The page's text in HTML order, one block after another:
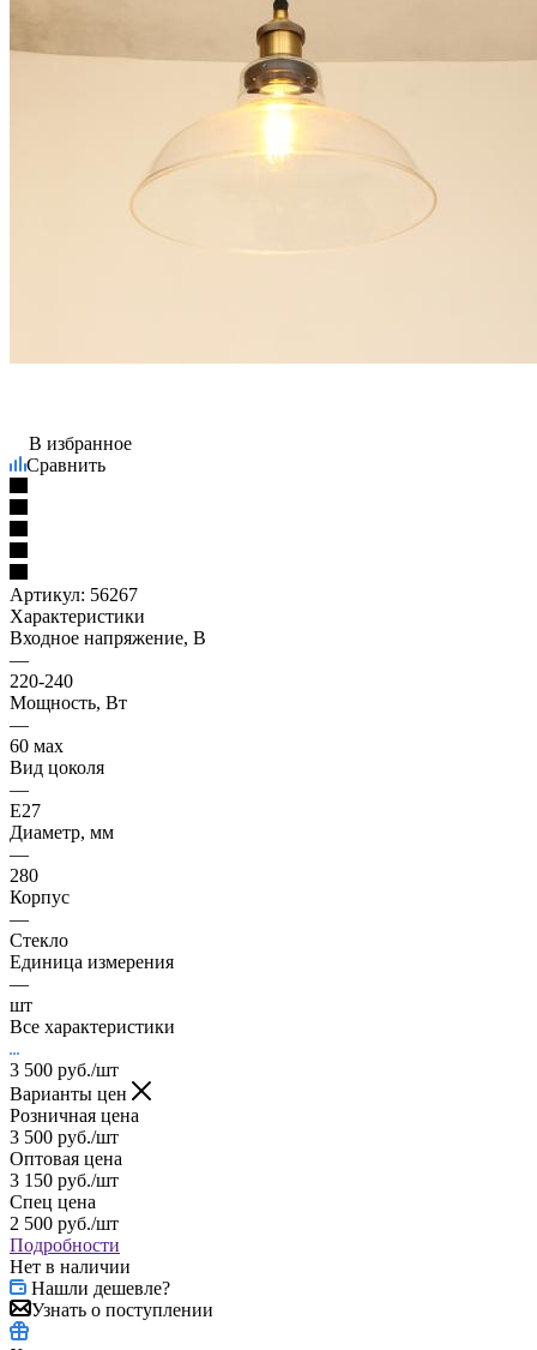
В избранное
Сравнить
Артикул: 56267
Характеристики
Входное напряжение, В
—
220-240
Мощность, Вт
—
60 мах
Вид цоколя
—
Е27
Диаметр, мм
—
280
Корпус
—
Стекло
Единица измерения
—
шт
Все характеристики
3 500 руб./шт
Варианты цен
Розничная цена
3 500 руб./шт
Оптовая цена
3 150 руб./шт
Спец цена
2 500 руб./шт
Подробности
Нет в наличии
Нашли дешевле?
Узнать о поступлении